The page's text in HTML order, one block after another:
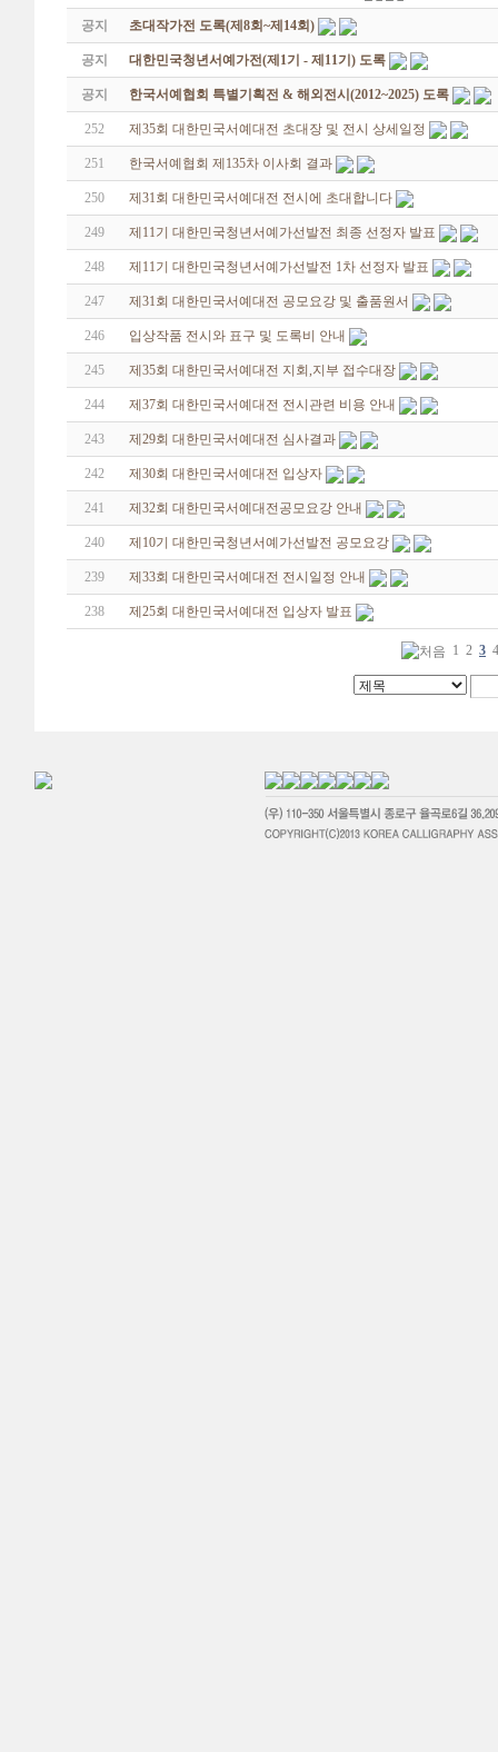
공지 초대작가전 도록(제8회~제14회)
공지 대한민국청년서예가전(제1기 - 제11기) 도록
공지 한국서예협회 특별기획전 & 해외전시(2012~2025) 도록
252 제35회 대한민국서예대전 초대장 및 전시 상세일정
251 한국서예협회 제135차 이사회 결과
250 제31회 대한민국서예대전 전시에 초대합니다
249 제11기 대한민국청년서예가선발전 최종 선정자 발표
248 제11기 대한민국청년서예가선발전 1차 선정자 발표
247 제31회 대한민국서예대전 공모요강 및 출품원서
246 입상작품 전시와 표구 및 도록비 안내
245 제35회 대한민국서예대전 지회,지부 접수대장
244 제37회 대한민국서예대전 전시관련 비용 안내
243 제29회 대한민국서예대전 심사결과
242 제30회 대한민국서예대전 입상자
241 제32회 대한민국서예대전공모요강 안내
240 제10기 대한민국청년서예가선발전 공모요강
239 제33회 대한민국서예대전 전시일정 안내
238 제25회 대한민국서예대전 입상자 발표
1 2 3 4